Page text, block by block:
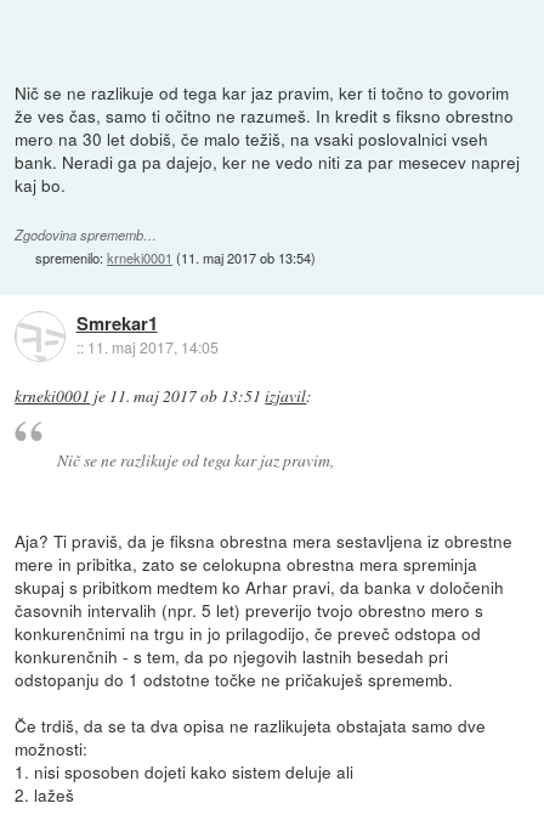
Nič se ne razlikuje od tega kar jaz pravim, ker ti točno to govorim
že ves čas, samo ti očitno ne razumeš. In kredit s fiksno obrestno
mero na 30 let dobiš, če malo težiš, na vsaki poslovalnici vseh
bank. Neradi ga pa dajejo, ker ne vedo niti za par mesecev naprej
kaj bo.
Zgodovina sprememb…
spremenilo:krneki0001 (11. maj 2017 ob 13:54)
Smrekar1
:: 11. maj 2017, 14:05
krneki0001 je 11. maj 2017 ob 13:51 izjavil:
Nič se ne razlikuje od tega kar jaz pravim,
Aja? Ti praviš, da je fiksna obrestna mera sestavljena iz obrestne
mere in pribitka, zato se celokupna obrestna mera spreminja
skupaj s pribitkom medtem ko Arhar pravi, da banka v določenih
časovnih intervalih (npr. 5 let) preverijo tvojo obrestno mero s
konkurenčnimi na trgu in jo prilagodijo, če preveč odstopa od
konkurenčnih - s tem, da po njegovih lastnih besedah pri
odstopanju do 1 odstotne točke ne pričakuješ sprememb.
Če trdiš, da se ta dva opisa ne razlikujeta obstajata samo dve
možnosti:
1. nisi sposoben dojeti kako sistem deluje ali
2. lažeš